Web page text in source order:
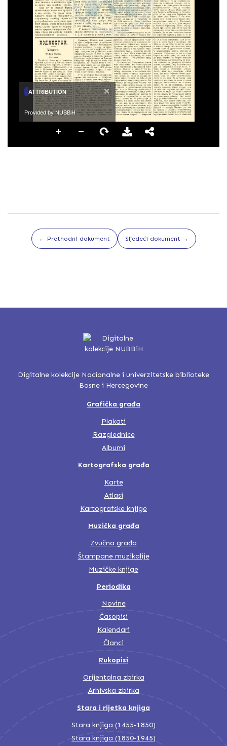
ATTRIBUTION ×
Provided by NUBBiH
← Prethodni dokument Sljedeći dokument →
Digitalne kolekcije Nacionalne i univerzitetske biblioteke
Bosne i Hercegovine
Grafička građa
Plakati
Razglednice
Albumi
Kartografska građa
Karte
Atlasi
Kartografske knjige
Muzička građa
Zvučna građa
Štampane muzikalije
Muzičke knjige
Periodika
Novine
Časopisi
Kalendari
Članci
Rukopisi
Orijentalna zbirka
Arhivska zbirka
Stara i rijetka knjiga
Stara knjiga (1455-1850)
Stara knjiga (1850-1945)